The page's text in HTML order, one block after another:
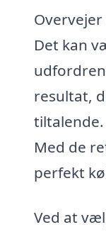
Det kan
resultat,
Med de
perfekt
Ved at